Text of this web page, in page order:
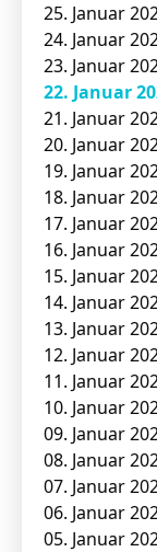
25. Januar
24. Januar
23. Januar
22. Januar
21. Januar
20. Januar
19. Januar
18. Januar
17. Januar
16. Januar
15. Januar
14. Januar
13. Januar
12. Januar
11. Januar
10. Januar
09. Januar
08. Januar
07. Januar
06. Januar
05. Januar